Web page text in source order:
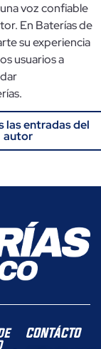
voz confiable
En Baterías de
su experiencia
usuarios a
las entradas del
autor
CONTÁCTO